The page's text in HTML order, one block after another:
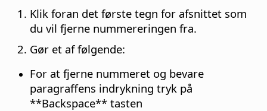
Klik foran det første tegn for afsnittet som
du vil fjerne nummereringen fra.
Gør et af følgende:
For at fjerne nummeret og bevare
paragraffens indrykning tryk på
**Backspace** tasten